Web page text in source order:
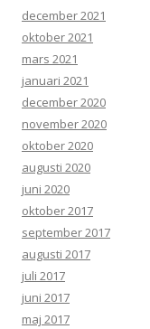
december 2021
oktober 2021
mars 2021
januari 2021
december 2020
november 2020
oktober 2020
augusti 2020
juni 2020
oktober 2017
september 2017
augusti 2017
juli 2017
juni 2017
maj 2017